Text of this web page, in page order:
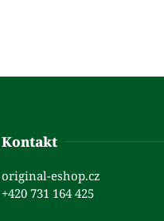
Kontakt
original-eshop.cz
+420 731 164 425